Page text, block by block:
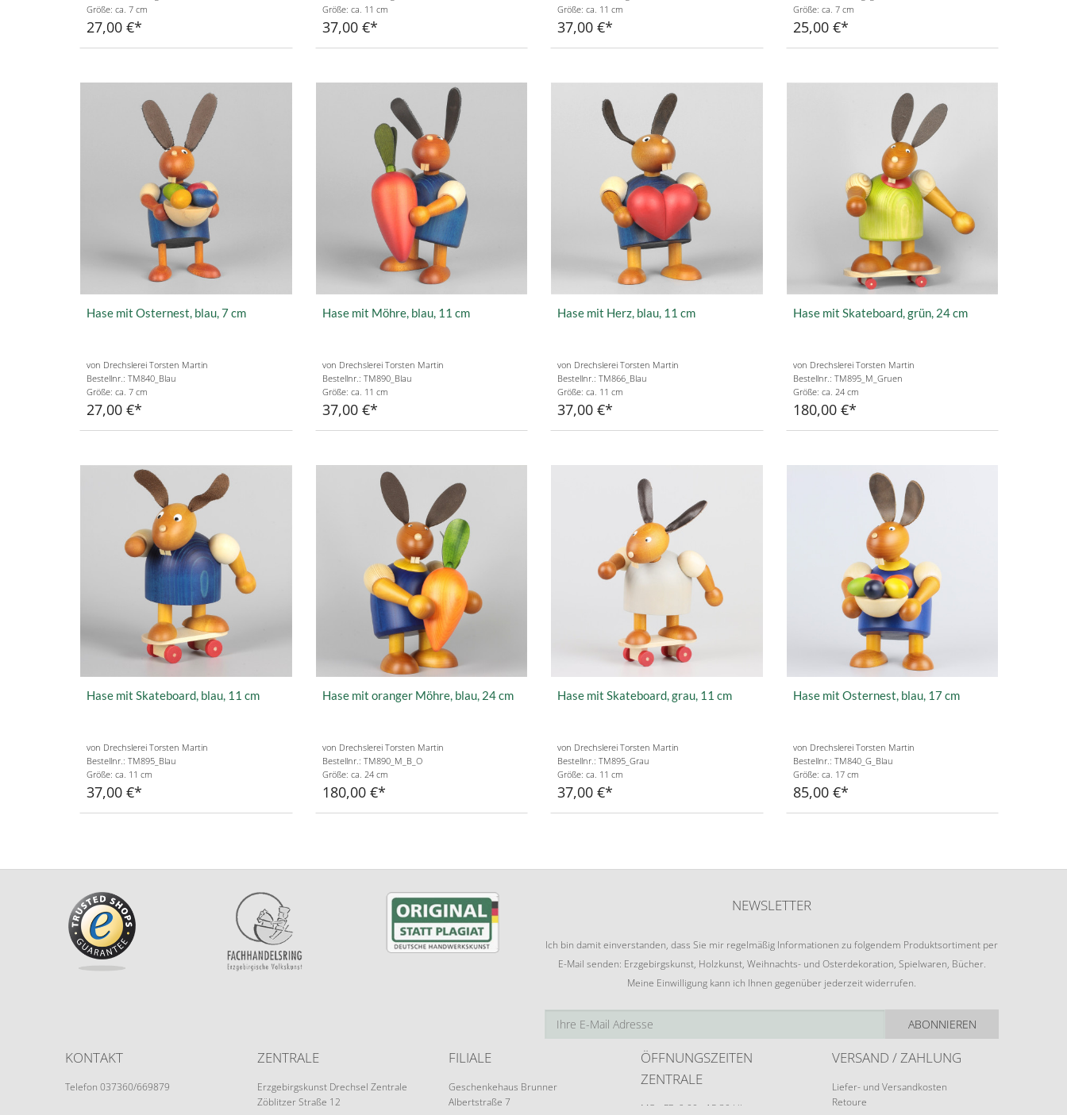
Größe: ca. 7 cm
27,00 €
Größe: ca. 11 cm
37,00 €
Größe: ca. 11 cm
37,00 €
Größe: ca. 7 cm
25,00 €
Hase mit Osternest, blau, 7 cm
von Drechslerei Torsten Martin
Bestellnr.: TM840_Blau
Größe: ca. 7 cm
27,00 €
Hase mit Möhre, blau, 11 cm
von Drechslerei Torsten Martin
Bestellnr.: TM890_Blau
Größe: ca. 11 cm
37,00 €
Hase mit Herz, blau, 11 cm
von Drechslerei Torsten Martin
Bestellnr.: TM866_Blau
Größe: ca. 11 cm
37,00 €
Hase mit Skateboard, grün, 24 cm
von Drechslerei Torsten Martin
Bestellnr.: TM895_M_Gruen
Größe: ca. 24 cm
180,00 €
Hase mit Skateboard, blau, 11 cm
von Drechslerei Torsten Martin
Bestellnr.: TM895_Blau
Größe: ca. 11 cm
37,00 €
Hase mit oranger Möhre, blau, 24 cm
von Drechslerei Torsten Martin
Bestellnr.: TM890_M_B_O
Größe: ca. 24 cm
180,00 €
Hase mit Skateboard, grau, 11 cm
von Drechslerei Torsten Martin
Bestellnr.: TM895_Grau
Größe: ca. 11 cm
37,00 €
Hase mit Osternest, blau, 17 cm
von Drechslerei Torsten Martin
Bestellnr.: TM840_G_Blau
Größe: ca. 17 cm
85,00 €
NEWSLETTER
Ich bin damit einverstanden, dass Sie mir regelmäßig Informationen zu folgendem Produktsortiment per
E-Mail senden: Erzgebirgskunst, Holzkunst, Weihnachts- und Osterdekoration, Spielwaren, Bücher.
Meine Einwilligung kann ich Ihnen gegenüber jederzeit widerrufen.
ABONNIEREN
KONTAKT
Telefon 037360/669879
ZENTRALE
Erzgebirgskunst Drechsel Zentrale
Zöblitzer Straße 12
FILIALE
Geschenkehaus Brunner
Albertstraße 7
ÖFFNUNGSZEITEN
ZENTRALE
MO - FR: 9:00 - 15:30 Uhr
VERSAND / ZAHLUNG
Liefer- und Versandkosten
Retoure